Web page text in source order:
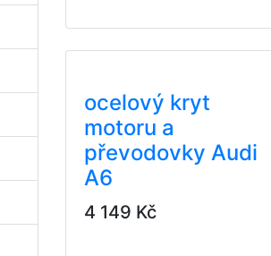
ocelový kryt
motoru a
převodovky Audi
A6
4 149 Kč